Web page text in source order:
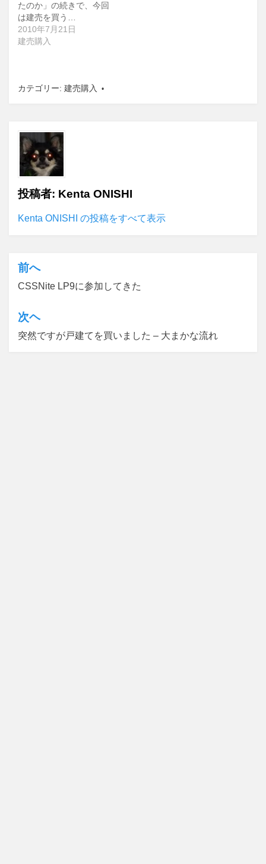
たのか」の続きで、今回
は建売を買う…
2010年7月21日
建売購入
カテゴリー: 建売購入
投稿者: Kenta ONISHI
Kenta ONISHI の投稿をすべて表示
投
稿
ナ
ビ
前へ
CSSNite LP9に参加してきた
次ヘ
突然ですが戸建てを買いました – 大まかな流れ